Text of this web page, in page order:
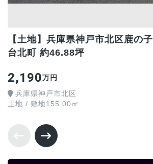
【土地】兵庫県神戸市北区鹿の子
台北町 約46.88坪
2,190万円
兵庫県神戸市北区
土地 / 敷地155.00㎡